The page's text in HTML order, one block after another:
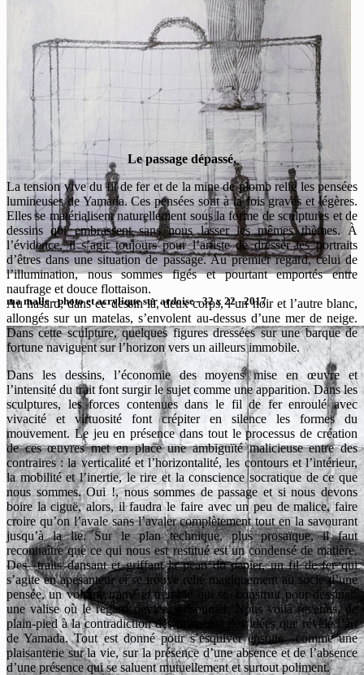
ma malle - photo et acrylique sur ardoise - 32 x 22 - 2017
Le passage dépassé.
La tension vive du fil de fer et de la mine de plomb relie les pensées
lumineuses de Yamada. Ces pensées sont à la fois graves et légères.
Elles se matérialisent naturellement sous la forme de sculptures et de
dessins qui embrassent sans nous lasser les mêmes thèmes. À
l’évidence, il s’agit toujours pour l’artiste de dresser les portraits
d’êtres dans une situation de passage. Au premier regard, celui de
l’illumination, nous sommes figés et pourtant emportés entre
naufrage et douce flottaison.
Au hasard, dans ce dessin là, deux corps, l’un noir et l’autre blanc,
allongés sur un matelas, s’envolent au-dessus d’une mer de neige.
Dans cette sculpture, quelques figures dressées sur une barque de
fortune naviguent sur l’horizon vers un ailleurs immobile.
Dans les dessins, l’économie des moyens mise en œuvre et
l’intensité du trait font surgir le sujet comme une apparition. Dans les
sculptures, les forces contenues dans le fil de fer enroulé avec
vivacité et virtuosité font crépiter en silence les formes du
mouvement. Le jeu en présence dans tout le processus de création
de ces œuvres met en place une ambiguïté malicieuse entre des
contraires : la verticalité et l’horizontalité, les contours et l’intérieur,
la mobilité et l’inertie, le rire et la conscience socratique de ce que
nous sommes. Oui !, nous sommes de passage et si nous devons
boire la ciguë, alors, il faudra le faire avec un peu de malice, faire
croire qu’on l’avale sans l’avaler complètement tout en la savourant
jusqu’à la lie. Sur le plan technique, plus prosaïque, il faut
reconnaître que ce qui nous est restitué est un condensé de matière.
Des traits dansant et griffant la peau du papier, un fil de fer qui
s’agite en apesanteur et se trouve relié magiquement au socle d’une
pensée, un volume tramé et tremblé qui se construit pour dessiner
une valise où le regard devient prisonnier. Nous voilà revenus, de
plain-pied à la contradiction des images et des idées que révèle l’art
de Yamada. Tout est donné pour s’esquiver ensuite comme une
plaisanterie sur la vie, sur la présence d’une absence et de l’absence
d’une présence qui se saluent mutuellement et surtout poliment.